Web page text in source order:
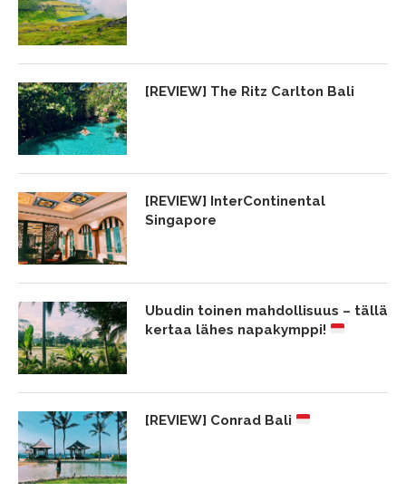
[REVIEW] The Ritz Carlton Bali
[REVIEW] InterContinental
Singapore
Ubudin toinen mahdollisuus – tällä
kertaa lähes napakymppi!
[REVIEW] Conrad Bali